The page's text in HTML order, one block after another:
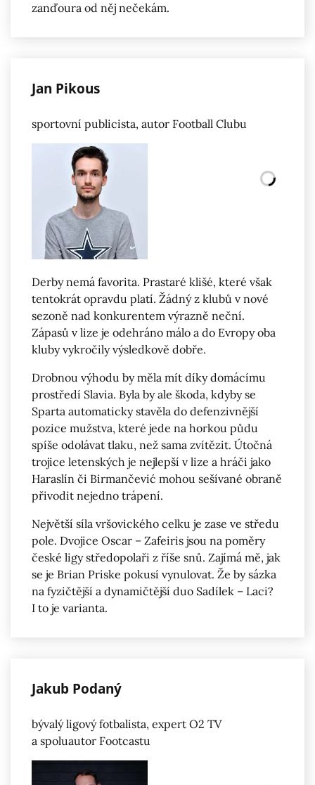
zanďoura od něj nečekám.
Jan Pikous
sportovní publicista, autor Football Clubu
Derby nemá favorita. Prastaré klišé, které však
tentokrát opravdu platí. Žádný z klubů v nové
sezoně nad konkurentem výrazně neční.
Zápasů v lize je odehráno málo a do Evropy oba
kluby vykročily výsledkově dobře.
Drobnou výhodu by měla mít díky domácímu
prostředí Slavia. Byla by ale škoda, kdyby se
Sparta automaticky stavěla do defenzivnější
pozice mužstva, které jede na horkou půdu
spíše odolávat tlaku, než sama zvítězit. Útočná
trojice letenských je nejlepší v lize a hráči jako
Haraslín či Birmančević mohou sešívané obraně
přivodit nejedno trápení.
Největší síla vršovického celku je zase ve středu
pole. Dvojice Oscar – Zafeiris jsou na poměry
české ligy středopolaři z říše snů. Zajímá mě, jak
se je Brian Priske pokusí vynulovat. Že by sázka
na fyzičtější a dynamičtější duo Sadílek – Laci?
I to je varianta.
Jakub Podaný
bývalý ligový fotbalista, expert O2 TV
a spoluautor Footcastu